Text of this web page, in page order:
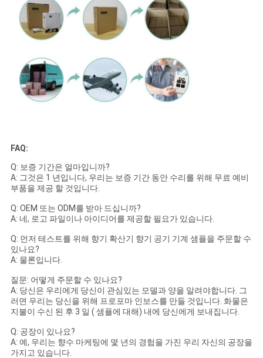
FAQ:
Q: 보증 기간은 얼마입니까?
A: 그것은 1 년입니다, 우리는 보증 기간 동안 수리를 위해 무료 예비
부품을 제공 할 것입니다.
Q: OEM 또는 ODM를 받아 드십니까?
A: 네, 로고 파일이나 아이디어를 제공할 필요가 있습니다.
Q: 먼저 테스트를 위해 향기 확산기 향기 공기 기계 샘플을 주문할 수
있나요?
A: 물론입니다.
질문: 어떻게 주문할 수 있나요?
A: 당신은 우리에게 당신이 관심있는 모델과 양을 알려야합니다. 그
러면 우리는 당신을 위해 프로포마 인보스를 만들 것입니다. 화물은
지불이 수신 된 후 3 일 ( 샘플에 대해) 내에 당신에게 보내집니다.
Q: 공장이 있나요?
A: 예, 우리는 향수 마케팅에 몇 년의 경험을 가진 우리 자신의 공장을
가지고 있습니다.